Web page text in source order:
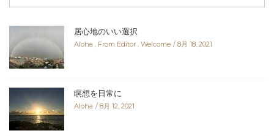
居心地のいい選択
Aloha , From Editor , Welcome 8月 18, 2021
瞑想を日常に
Aloha 8月 12, 2021